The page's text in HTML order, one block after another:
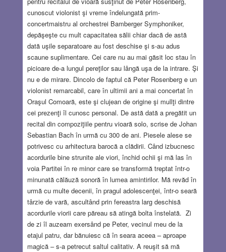
cunoscut violonist şi vreme îndelungată prim-
concertmaistru al orchestrei Bamberger Symphoniker,
depăşeşte cu mult capacitatea sălii chiar dacă de astă
dată uşile separatoare au fost deschise şi s-au adus
scaune suplimentare. Cei care nu au mai găsit loc stau în
picioare de-a lungul pereţilor sau lângă uşa de la intrare. Şi
nu e de mirare. Dincolo de faptul că Peter Rosenberg e un
violonist remarcabil, care în ultimii ani a mai concertat în
Oraşul Comoară, este şi clujean de origine şi mullţi dintre
cei prezenţi îl cunosc personal. De astă dată a pregătit un
recital din compoziţiile pentru vioară solo, scrise de Johan
Sebastian Bach în urmă cu 300 de ani. Piesele alese se
potrivesc cu arhitectura barocă a clădirii. Când izbucnesc
acordurile bine strunite ale viori, închid ochii şi mă las în
voia Partitei în re minor care se transformă treptat într-o
minunată călăuză sonoră în lumea amintirilor. Mă revăd în
urmă cu multe decenii, în pragul adolescenţei, într-o seară
târzie de vară, ascultând prin fereastra larg deschisă
acordurile viorii care păreau să atingă bolta înstelată. Zi
de zi îl auzeam exersând pe Peter, vecinul meu de la
etajul patru, dar bănuiesc că în seara aceea – aproape
magică – s-a petrecut saltul calitativ. A reuşit să mă